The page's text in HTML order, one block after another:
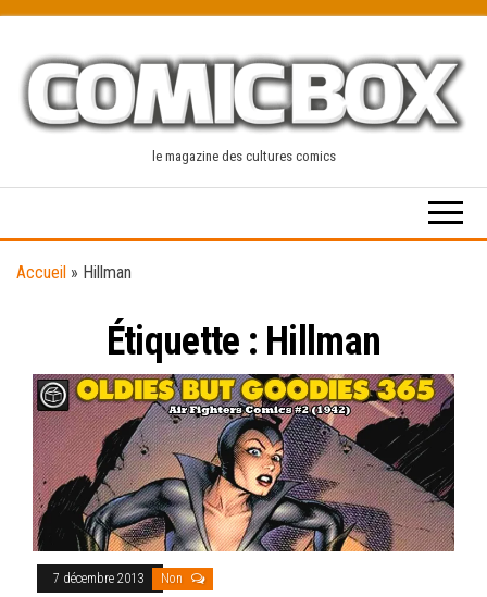
content
le magazine des cultures comics
Accueil » Hillman
Étiquette : Hillman
7 décembre 2013 Non